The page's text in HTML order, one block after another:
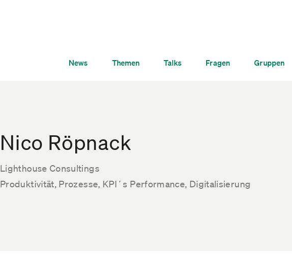
News Themen Talks Fragen Gruppen
Nico Röpnack
Lighthouse Consultings
Produktivität, Prozesse, KPI´s Performance, Digitalisierung